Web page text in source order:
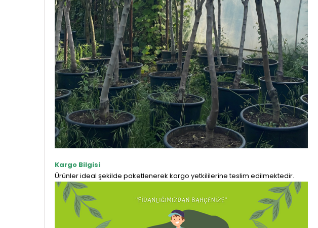
Kargo Bilgisi
Ürünler ideal şekilde paketlenerek kargo yetkililerine teslim edilmektedir.